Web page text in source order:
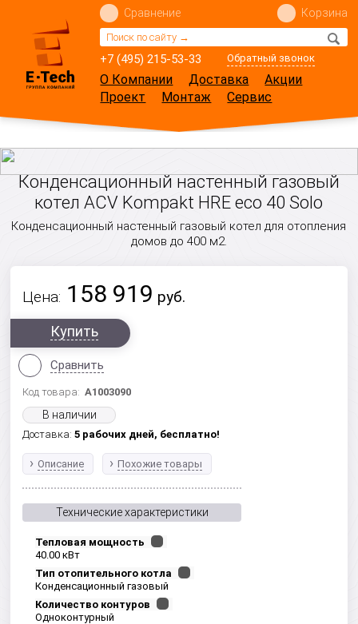
+7 (495) 215-53-33 Обратный звонок
Сравнение Корзина
О Компании Доставка
Акции
Проект
Монтаж Сервис
Конденсационный настенный газовый
котел ACV Kompakt HRE eco 40 Solo
Конденсационный настенный газовый котел для отопления
домов до 400 м2.
Цена: 158 919 руб.
Купить
Сравнить
Код товара:A1003090
В наличии
Доставка:5 рабочих дней, бесплатно!
Описание Похожие товары
Технические характеристики
Тепловая мощность
40.00 кВт
Тип отопительного котла
Конденсационный газовый
Количество контуров
Одноконтурный